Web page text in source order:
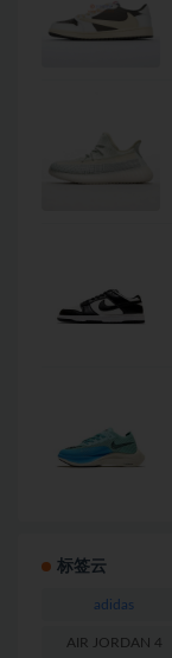
标签云
adidas
AIR JORDAN 4